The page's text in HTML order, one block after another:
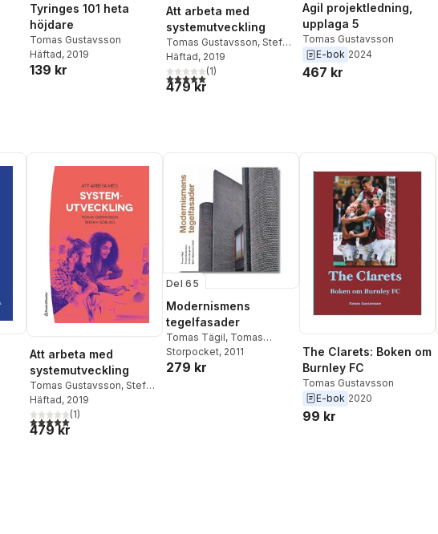
Tyringes 101 heta
höjdare
Tomas Gustavsson
Häftad, 2019
139 kr
Att arbeta med
systemutveckling
Tomas Gustavsson, Stefan
Görling
Häftad, 2019
5,0utav 5 stjärnor. Totalt antal röster:
(1)
479 kr
Agil projektledning,
upplaga 5
Tomas Gustavsson
E-bok 2024
467 kr
Att arbeta med
systemutveckling
Tomas Gustavsson, Stefan
Görling
Häftad, 2019
5,0utav 5 stjärnor. Totalt antal röster:
(1)
479 kr
Del 65
Modernismens
tegelfasader
Tomas Tägil, Tomas
Gustavsson ,Kristina
Bergkvist
Storpocket, 2011
279 kr
The Clarets: Boken om
Burnley FC
Tomas Gustavsson
E-bok 2020
99 kr